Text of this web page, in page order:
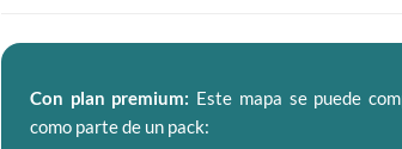
Con plan premium: Este mapa se puede
como parte de un pack: